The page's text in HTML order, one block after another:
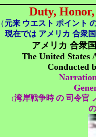
Duty,
（元来 ウエスト ポイント
現在では アメリカ 合衆
アメリカ 合衆
The United States
Conducted
（湾岸戦争時 の 司令官